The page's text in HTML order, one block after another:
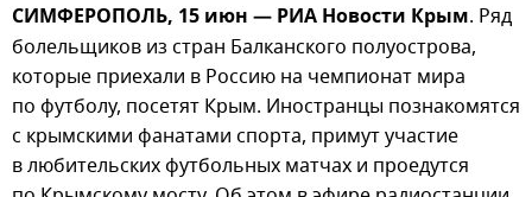
СИМФЕРОПОЛЬ, 15 июн — РИА Новости Крым. Ряд
болельщиков из стран Балканского полуострова,
которые приехали в Россию на чемпионат мира
по футболу, посетят Крым. Иностранцы познакомятся
с крымскими фанатами спорта, примут участие
в любительских футбольных матчах и проедутся